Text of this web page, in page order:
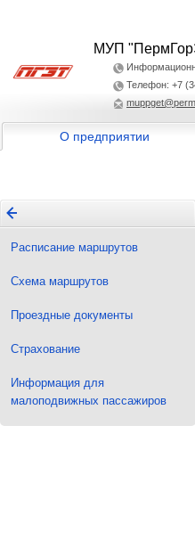
МУП
Телефон: +7
О предприятии
Расписание маршрутов
Схема маршрутов
Проездные документы
Страхование
Информация для
малоподвижных пассажиров